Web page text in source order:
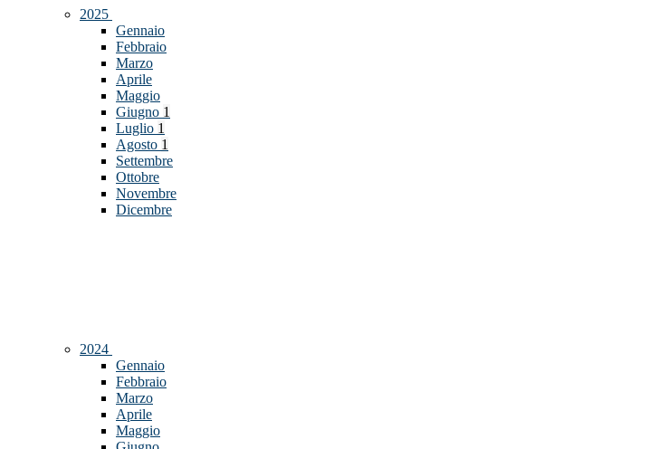
2025
Gennaio
Febbraio
Marzo
Aprile
Maggio
Giugno 1
Luglio 1
Agosto 1
Settembre
Ottobre
Novembre
Dicembre
2024
Gennaio
Febbraio
Marzo
Aprile
Maggio